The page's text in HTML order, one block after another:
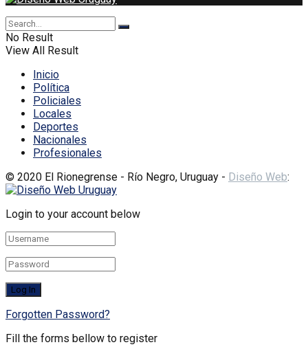
No Result
View All Result
Inicio
Política
Policiales
Locales
Deportes
Nacionales
Profesionales
© 2020 El Rionegrense - Río Negro, Uruguay - Diseño Web:
Login to your account below
Forgotten Password?
Fill the forms bellow to register